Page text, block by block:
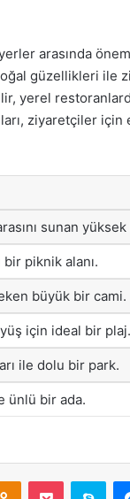
arasında
güzellikleri ile
yerel
ziyaretçiler
sunan
piknik alanı.
büyük bir cami.
için ideal bir plaj.
ile dolu bir park.
ünlü bir ada.
Odnoklassniki
Pocket